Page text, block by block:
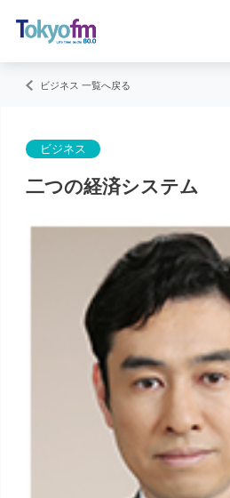
ビジネス 一覧へ戻る
ビジネス
二つの経済システム